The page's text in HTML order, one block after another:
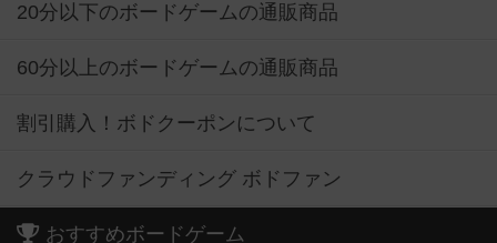
20分以下のボードゲームの通販商品
60分以上のボードゲームの通販商品
割引購入！ボドクーポンについて
クラウドファンディング ボドファン
おすすめボードゲーム